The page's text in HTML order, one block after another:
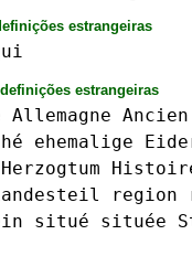
estrangeiras
estrangeiras
Allemagne Ancien
ehemalige
Herzogtum
region
situé située